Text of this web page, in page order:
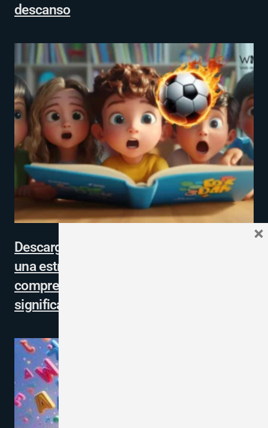
descanso
Descarga las lecturas del Mundial 2026:
una estrategia didáctica para fortalecer la
comprensión lectora y el aprendizaje
significativo en el aula
×